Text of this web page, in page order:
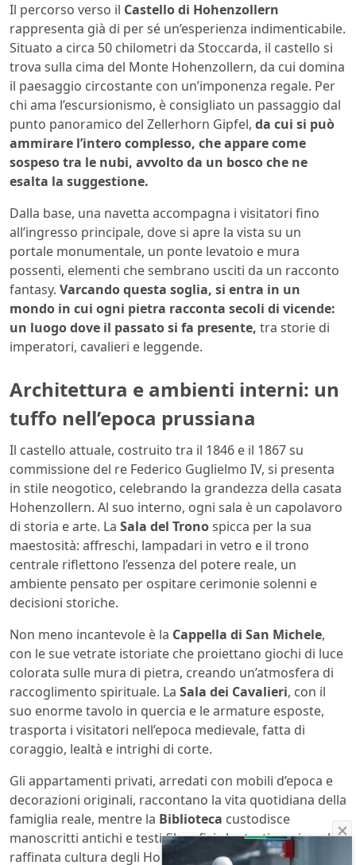
Il percorso verso il Castello di Hohenzollern
rappresenta già di per sé un’esperienza indimenticabile.
Situato a circa 50 chilometri da Stoccarda, il castello si
trova sulla cima del Monte Hohenzollern, da cui domina
il paesaggio circostante con un’imponenza regale. Per
chi ama l’escursionismo, è consigliato un passaggio dal
punto panoramico del Zellerhorn Gipfel, da cui si può
ammirare l’intero complesso, che appare come
sospeso tra le nubi, avvolto da un bosco che ne
esalta la suggestione.
Dalla base, una navetta accompagna i visitatori fino
all’ingresso principale, dove si apre la vista su un
portale monumentale, un ponte levatoio e mura
possenti, elementi che sembrano usciti da un racconto
fantasy. Varcando questa soglia, si entra in un
mondo in cui ogni pietra racconta secoli di vicende:
un luogo dove il passato si fa presente, tra storie di
imperatori, cavalieri e leggende.
Architettura e ambienti interni: un
tuffo nell’epoca prussiana
Il castello attuale, costruito tra il 1846 e il 1867 su
commissione del re Federico Guglielmo IV, si presenta
in stile neogotico, celebrando la grandezza della casata
Hohenzollern. Al suo interno, ogni sala è un capolavoro
di storia e arte. La Sala del Tronospicca per la sua
maestosità: affreschi, lampadari in vetro e il trono
centrale riflettono l’essenza del potere reale, un
ambiente pensato per ospitare cerimonie solenni e
decisioni storiche.
Non meno incantevole è la Cappella di San Michele,
con le sue vetrate istoriate che proiettano giochi di luce
colorata sulle mura di pietra, creando un’atmosfera di
raccoglimento spirituale. La Sala dei Cavalieri, con il
suo enorme tavolo in quercia e le armature esposte,
trasporta i visitatori nell’epoca medievale, fatta di
coraggio, lealtà e intrighi di corte.
Gli appartamenti privati, arredati con mobili d’epoca e
decorazioni originali, raccontano la vita quotidiana della
famiglia reale, mentre la Biblioteca custodisce
manoscritti antichi e testi filosofici che testimoniano la
raffinata cultura degli Hohenzollern. LaPinacoteca